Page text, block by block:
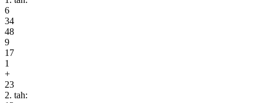
6
34
48
9
17
1
+
23
2. tah: